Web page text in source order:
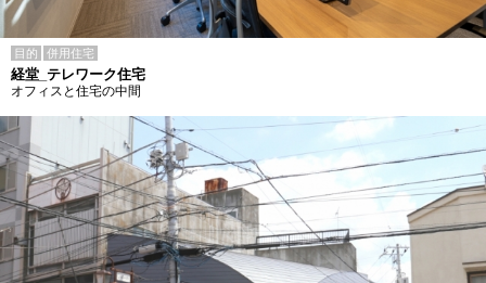
目的 併用住宅
経堂_テレワーク住宅
オフィスと住宅の中間